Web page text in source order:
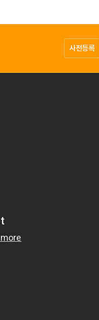
사전등록